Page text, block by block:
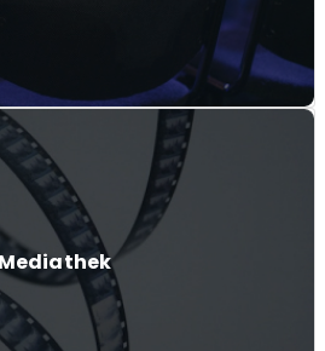
Mediathek